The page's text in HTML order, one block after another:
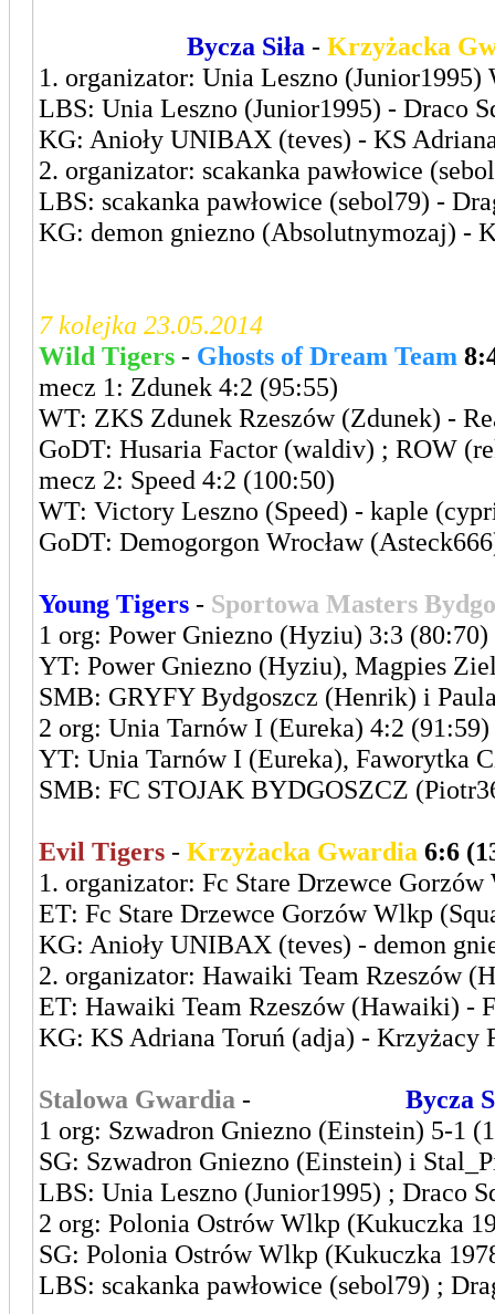
Bycza Siła - Krzyżacka
1. organizator: Unia Leszno (Junior1995)
LBS: Unia Leszno (Junior1995) - Draco
KG: Anioły UNIBAX (teves) - KS
2. organizator: scakanka pawłowice
LBS: scakanka pawłowice (sebol79) -
KG: demon gniezno (Absolutnymozaj) -
7 kolejka 23.05.2014
Wild Tigers - Ghosts of Dream Team
mecz 1: Zdunek 4:2 (95:55)
WT: ZKS Zdunek Rzeszów (Zdunek) -
GoDT: Husaria Factor (waldiv) ; ROW
mecz 2: Speed 4:2 (100:50)
WT: Victory Leszno (Speed) - kaple
GoDT: Demogorgon Wrocław
Young Tigers - Sportowa Masters
1 org: Power Gniezno (Hyziu) 3:3 (80:70)
YT: Power Gniezno (Hyziu), Magpies
SMB: GRYFY Bydgoszcz (Henrik) i
2 org: Unia Tarnów I (Eureka) 4:2 (91:59)
YT: Unia Tarnów I (Eureka), Faworytka
SMB: FC STOJAK BYDGOSZCZ
Evil Tigers - Krzyżacka Gwardia 6:6
1. organizator: Fc Stare Drzewce
ET: Fc Stare Drzewce Gorzów Wlkp
KG: Anioły UNIBAX (teves) - demon
2. organizator: Hawaiki Team Rzeszów
ET: Hawaiki Team Rzeszów (Hawaiki) -
KG: KS Adriana Toruń (adja) - Krzyżacy
Stalowa Gwardia -
Bycza
1 org: Szwadron Gniezno (Einstein) 5-1
SG: Szwadron Gniezno (Einstein) i
LBS: Unia Leszno (Junior1995) ; Draco
2 org: Polonia Ostrów Wlkp (Kukuczka
SG: Polonia Ostrów Wlkp (Kukuczka
LBS: scakanka pawłowice (sebol79) ;